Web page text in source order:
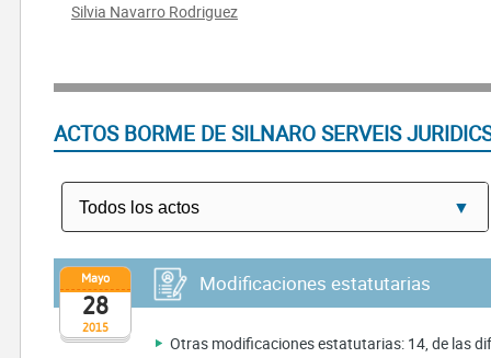
Silvia Navarro Rodriguez
ACTOS BORME DE SILNARO SERVEIS
2015
Mayo
28
Modificaciones estatutarias
Otras modificaciones estatutarias: 14, de las